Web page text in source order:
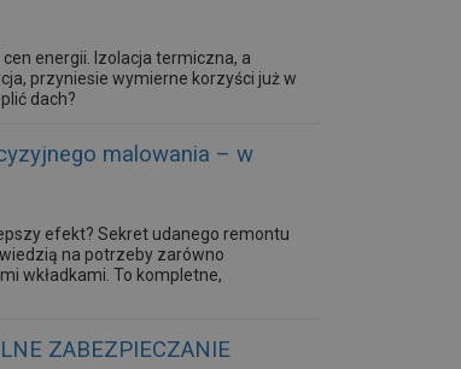
energii. Izolacja termiczna, a
przyniesie wymierne korzyści już w
dach?
malowania – w
efekt? Sekret udanego remontu
na potrzeby zarówno
wkładkami. To kompletne,
ZABEZPIECZANIE